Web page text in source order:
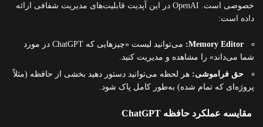
خصوصی است. OpenAI در این آپدیت قابلیت‌های مدیریت شفافی ارائه
داده است:
Memory Editor:
می‌توانید لیست «چیزهایی که ChatGPT در مورد
شما می‌داند» را مشاهده و مدیریت کنید.
حق فراموشی: هر لحظه می‌توانید دستور دهید بخشی از حافظه (مثلاً
پروژه‌ای که تمام شده) به‌طور کامل پاک شود.
مقایسه عملکرد حافظه ChatGPT